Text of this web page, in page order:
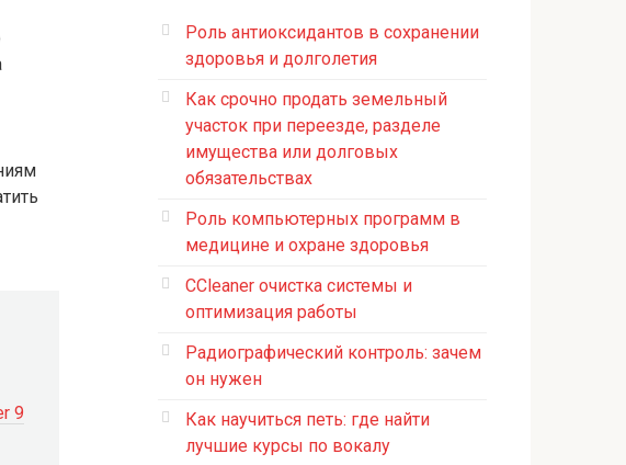
9
Роль антиоксидантов в сохранении
здоровья и долголетия
Как срочно продать земельный
участок при переезде, разделе
имущества или долговых
обязательствах
Роль компьютерных программ в
медицине и охране здоровья
CCleaner очистка системы и
оптимизация работы
Радиографический контроль: зачем
он нужен
Как научиться петь: где найти
лучшие курсы по вокалу